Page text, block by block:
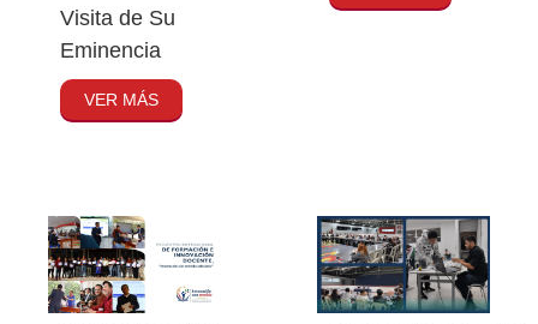
Visita de Su
Eminencia
VER MÁS